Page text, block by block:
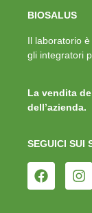
BIOSALUS
Il laboratorio
gli integratori
La vendita
dell’azienda.
SEGUICI SUI